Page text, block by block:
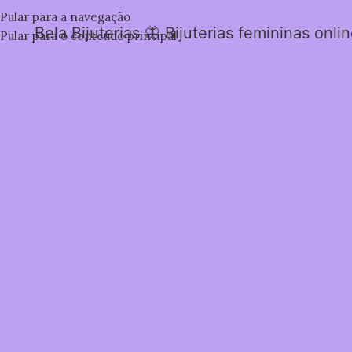
Pular para a navegação
Pular para o conteúdo principal
Bela Bijuterias 🦋 Bijuterias femininas